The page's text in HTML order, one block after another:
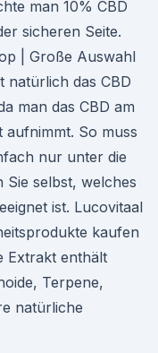
man 10% CBD
sicheren Seite.
| Große Auswahl
natürlich das CBD
man das CBD am
aufnimmt. So muss
nur unter die
Sie selbst, welches
ist. Lucovitaal
kaufen
Extrakt enthält
Terpene,
natürliche